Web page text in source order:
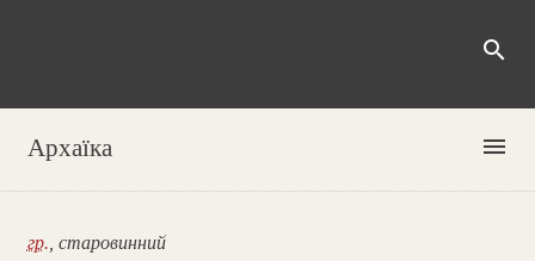
search
Архаїка menu
гр. , старовинний